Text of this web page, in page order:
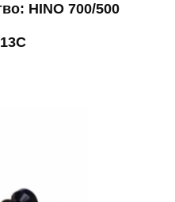
HINO 700/500